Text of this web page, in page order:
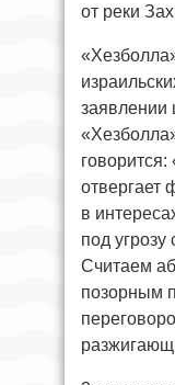
от реки
заявлении
отвергает
в
под
Считаем
позорным